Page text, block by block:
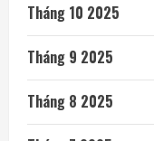
Tháng 10 2025
Tháng 9 2025
Tháng 8 2025